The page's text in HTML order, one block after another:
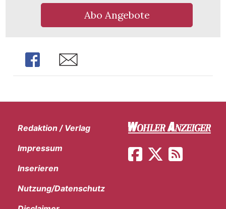
Abo Angebote
Share Share
Redaktion / Verlag
Impressum
Inserieren
Nutzung/Datenschutz